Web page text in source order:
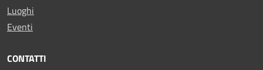
Luoghi
Eventi
CONTATTI